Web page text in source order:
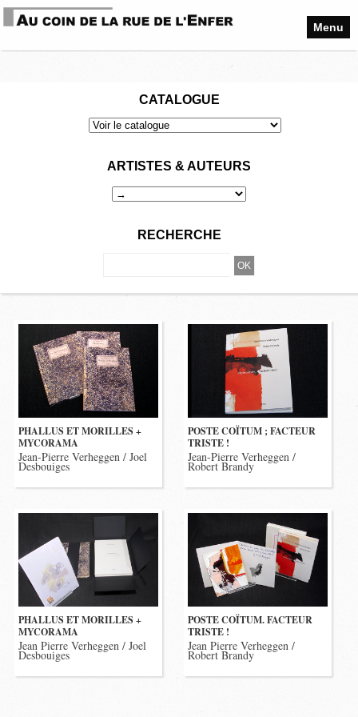
Menu
CATALOGUE
ARTISTES & AUTEURS
RECHERCHE
PHALLUS ET MORILLES +
MYCORAMA
Jean-Pierre Verheggen / Joel
Desbouiges
POSTE COÏTUM ; FACTEUR
TRISTE !
Jean-Pierre Verheggen /
Robert Brandy
PHALLUS ET MORILLES +
MYCORAMA
Jean Pierre Verheggen / Joel
Desbouiges
POSTE COÏTUM. FACTEUR
TRISTE !
Jean Pierre Verheggen /
Robert Brandy